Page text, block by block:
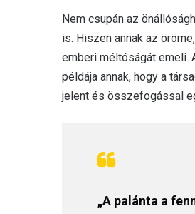
Nem csupán az
is. Hiszen annak az
emberi méltóságát emeli.
példája annak, hogy a
jelent és összefogással
„A palánta a